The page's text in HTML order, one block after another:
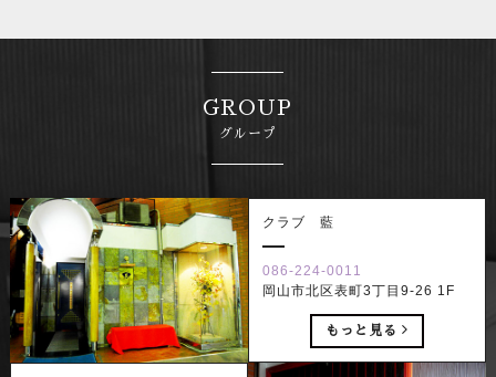
GROUP
グループ
クラブ 藍
086-224-0011
岡山市北区表町3丁目9-26 1F
もっと見る